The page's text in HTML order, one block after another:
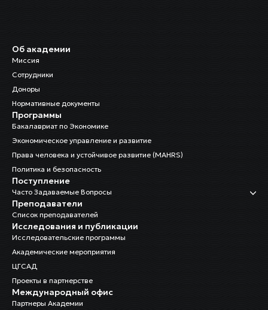
Об академии
Миссия
Сотрудники
Доноры
Нормативные документы
Программы
Бакалавриат по Экономике
Экономическое управление и развитие
Права человека и устойчивое развитие (MAHRS)
Политика и безопасность
Поступление
Часто Задаваемые Вопросы
Преподаватели
Список преподавателей
Исследования и публикации
Исследовательские программы
Академические мероприятия
ЦГСАД
Проекты в партнерстве
Международный офис
Партнеры Академии